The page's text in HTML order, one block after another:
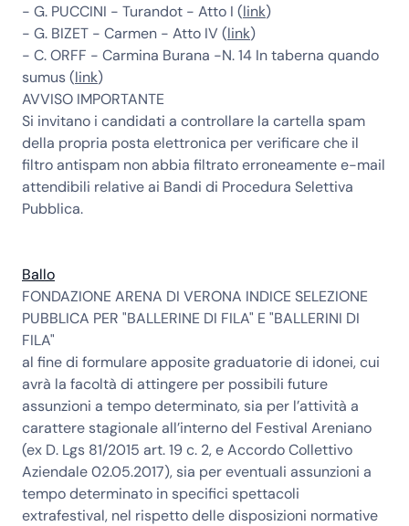
- G. PUCCINI - Turandot - Atto I (link)
- G. BIZET - Carmen - Atto IV (link)
- C. ORFF - Carmina Burana -N. 14 In taberna quando
sumus (link)
AVVISO IMPORTANTE
Si invitano i candidati a controllare la cartella spam
della propria posta elettronica per verificare che il
filtro antispam non abbia filtrato erroneamente e-mail
attendibili relative ai Bandi di Procedura Selettiva
Pubblica.
Ballo
FONDAZIONE ARENA DI VERONA INDICE SELEZIONE
PUBBLICA PER "BALLERINE DI FILA" E "BALLERINI DI
FILA"
al fine di formulare apposite graduatorie di idonei, cui
avrà la facoltà di attingere per possibili future
assunzioni a tempo determinato, sia per l’attività a
carattere stagionale all’interno del Festival Areniano
(ex D. Lgs 81/2015 art. 19 c. 2, e Accordo Collettivo
Aziendale 02.05.2017), sia per eventuali assunzioni a
tempo determinato in specifici spettacoli
extrafestival, nel rispetto delle disposizioni normative